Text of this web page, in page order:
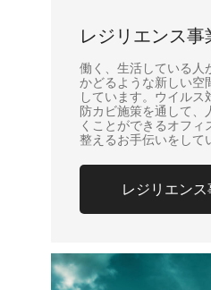
レジリエンス事
働く、生活している人
かどるような新しい空
しています。ウイルス
防カビ施策を通して、
くことができるオフィ
整えるお手伝いをして
レジリエン